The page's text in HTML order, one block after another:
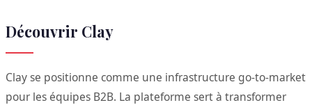
Découvrir Clay
Clay se positionne comme une infrastructure go-to-market
pour les équipes B2B. La plateforme sert à transformer